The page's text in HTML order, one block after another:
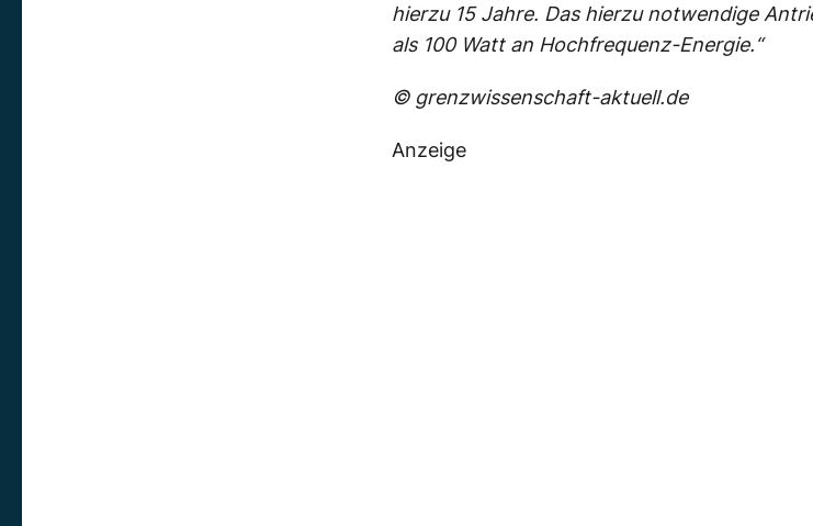
hierzu 15 Jahre. Das hierzu notwendige
als 100 Watt an Hochfrequenz-Energie.“
© grenzwissenschaft-aktuell.de
Anzeige